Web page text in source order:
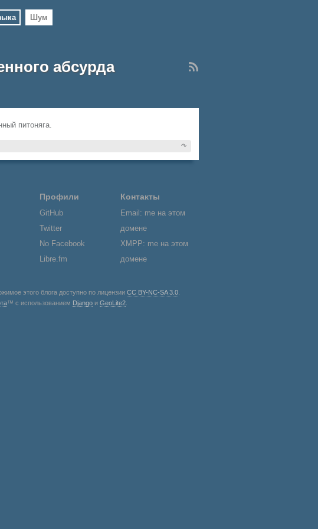
Шум
абсурда
питоняга.
↷
Профили
GitHub
Twitter
No Facebook
Libre.fm
Контакты
Email: me на этом
домене
XMPP: me на этом
домене
этого блога доступно по лицензииCC BY-NC-SA 3.0
™ с использованием Django иGeoLite2